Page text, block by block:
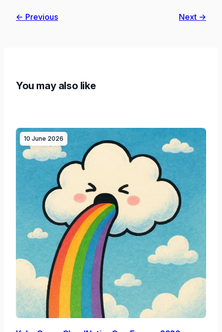
← Previous Next →
You may also like
10 June 2026